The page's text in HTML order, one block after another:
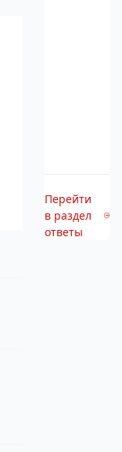
Перейти
в раздел
ответы